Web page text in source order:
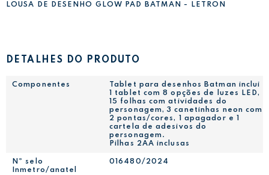
LOUSA DE DESENHO GLOW PAD BATMAN - LETRON
DETALHES DO PRODUTO
Componentes
Tablet para desenhos Batman inclui
1 tablet com 8 opções de luzes LED,
15 folhas com atividades do
personagem, 3 canetinhas neon com
2 pontas/cores, 1 apagador e 1
cartela de adesivos do
personagem.
Pilhas 2AA inclusas
Nº selo
Inmetro/anatel
016480/2024